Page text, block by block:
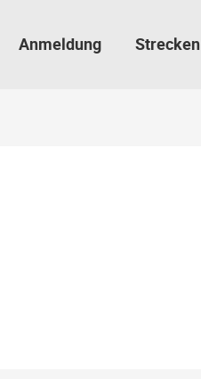
Anmeldung Strecken